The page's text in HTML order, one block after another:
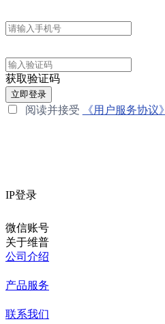
获取验证码
立即登录
阅读并接受 《用户服务协议》
IP登录
微信账号
关于维普
公司介绍
产品服务
联系我们